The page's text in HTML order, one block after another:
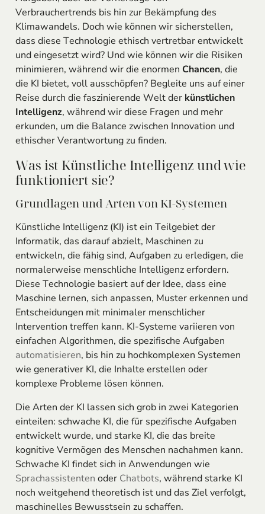
Verbrauchertrends bis hin zur Bekämpfung des
Klimawandels. Doch wie können wir sicherstellen,
dass diese Technologie ethisch vertretbar entwickelt
und eingesetzt wird? Und wie können wir die Risiken
minimieren, während wir die enormen Chancen, die
die KI bietet, voll ausschöpfen? Begleite uns auf einer
Reise durch die faszinierende Welt der künstlichen
Intelligenz, während wir diese Fragen und mehr
erkunden, um die Balance zwischen Innovation und
ethischer Verantwortung zu finden.
Was ist Künstliche Intelligenz und wie
funktioniert sie?
Grundlagen und Arten von KI-Systemen
Künstliche Intelligenz (KI) ist ein Teilgebiet der
Informatik, das darauf abzielt, Maschinen zu
entwickeln, die fähig sind, Aufgaben zu erledigen, die
normalerweise menschliche Intelligenz erfordern.
Diese Technologie basiert auf der Idee, dass eine
Maschine lernen, sich anpassen, Muster erkennen und
Entscheidungen mit minimaler menschlicher
Intervention treffen kann. KI-Systeme variieren von
einfachen Algorithmen, die spezifische Aufgaben
automatisieren, bis hin zu hochkomplexen Systemen
wie generativer KI, die Inhalte erstellen oder
komplexe Probleme lösen können.
Die Arten der KI lassen sich grob in zwei Kategorien
einteilen: schwache KI, die für spezifische Aufgaben
entwickelt wurde, und starke KI, die das breite
kognitive Vermögen des Menschen nachahmen kann.
Schwache KI findet sich in Anwendungen wie
Sprachassistenten oder Chatbots, während starke KI
noch weitgehend theoretisch ist und das Ziel verfolgt,
maschinelles Bewusstsein zu schaffen.